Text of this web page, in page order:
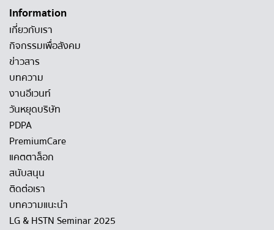
Information
เกี่ยวกับเรา
กิจกรรมเพื่อสังคม
ข่าวสาร
บทความ
งานอีเวนท์
วันหยุดบริษัท
PDPA
PremiumCare
แคตตาล็อก
สนับสนุน
ติดต่อเรา
บทความแนะนำ
LG & HSTN Seminar 2025